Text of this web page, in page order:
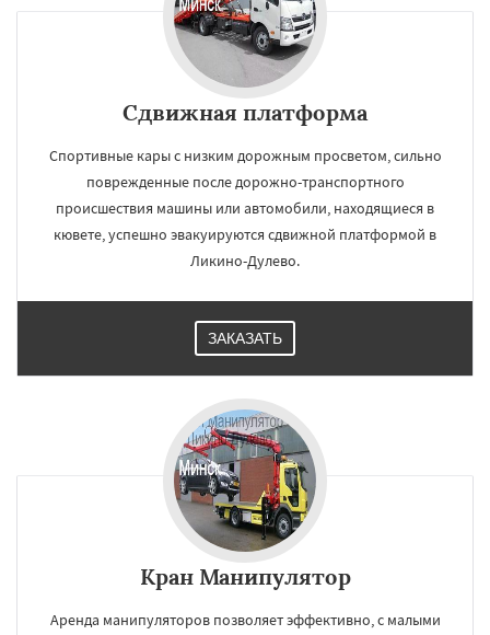
Сдвижная платформа
Спортивные кары с низким дорожным просветом, сильно
поврежденные после дорожно-транспортного
происшествия машины или автомобили, находящиеся в
кювете, успешно эвакуируются сдвижной платформой в
Ликино-Дулево.
ЗАКАЗАТЬ
Кран Манипулятор
Аренда манипуляторов позволяет эффективно, с малыми